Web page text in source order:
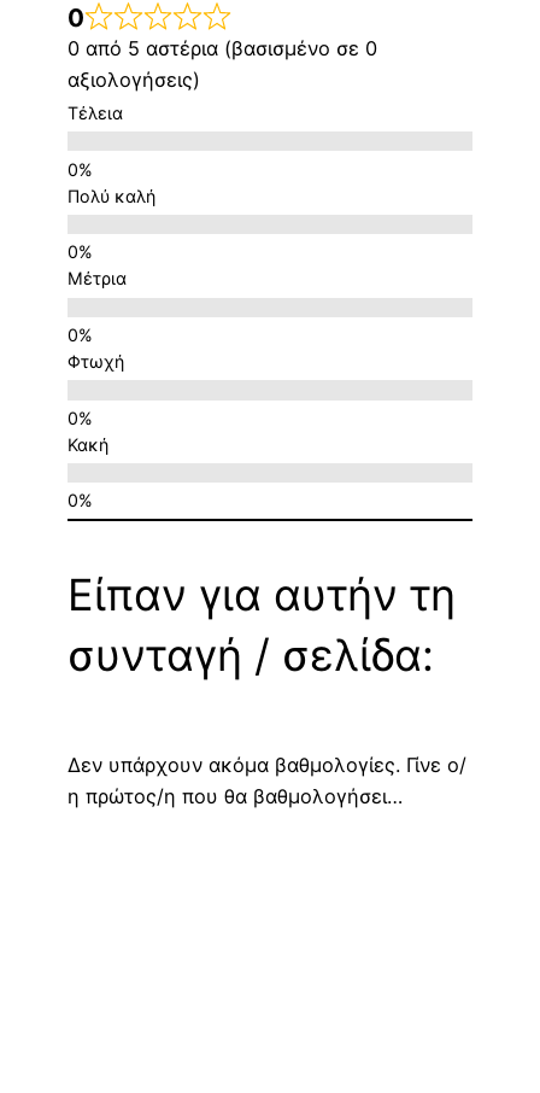
0
0 από 5 αστέρια (βασισμένο σε 0
αξιολογήσεις)
Τέλεια
Πολύ καλή
Μέτρια
Φτωχή
Κακή
Είπαν για αυτήν τη
συνταγή / σελίδα:
Δεν υπάρχουν ακόμα βαθμολογίες. Γίνε ο/
η πρώτος/η που θα βαθμολογήσει…